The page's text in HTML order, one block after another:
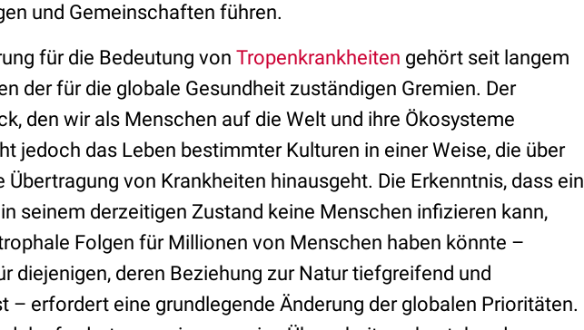
und Gemeinschaften führen.
für die Bedeutung von Tropenkrankheiten gehört seit langem
der für die globale Gesundheit zuständigen Gremien. Der
den wir als Menschen auf die Welt und ihre Ökosysteme
jedoch das Leben bestimmter Kulturen in einer Weise, die über
von Krankheiten hinausgeht. Die Erkenntnis, dass ein
seinem derzeitigen Zustand keine Menschen infizieren kann,
Folgen für Millionen von Menschen haben könnte –
diejenigen, deren Beziehung zur Natur tiefgreifend und
– erfordert eine grundlegende Änderung der globalen Prioritäten.